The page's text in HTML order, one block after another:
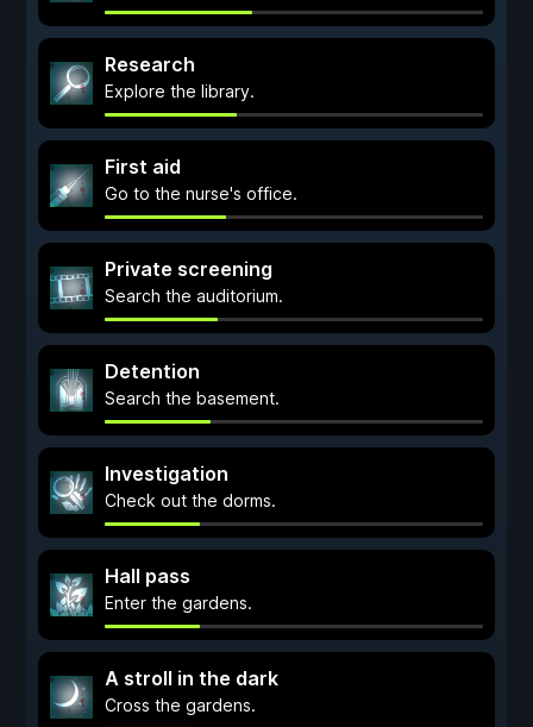
Research
Explore the library.
First aid
Go to the nurse's office.
Private screening
Search the auditorium.
Detention
Search the basement.
Investigation
Check out the dorms.
Hall pass
Enter the gardens.
A stroll in the dark
Cross the gardens.